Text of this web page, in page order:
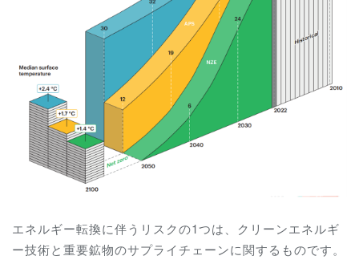
エネルギー転換に伴うリスクの1つは、クリーンエネルギ
ー技術と重要鉱物のサプライチェーンに関するものです。